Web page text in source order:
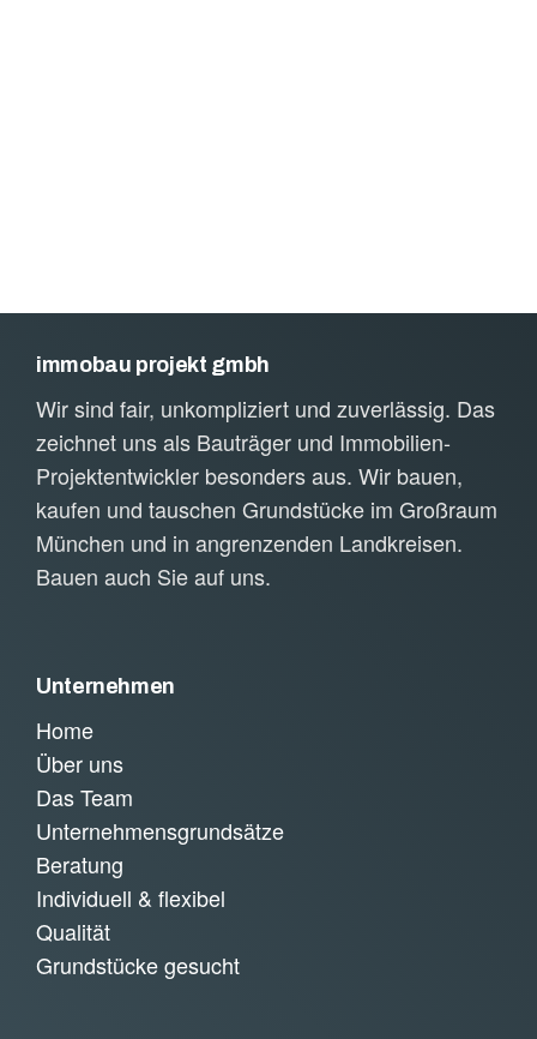
immobau projekt gmbh
Wir sind fair, unkompliziert und zuverlässig. Das
zeichnet uns als Bauträger und Immobilien-
Projektentwickler besonders aus. Wir bauen,
kaufen und tauschen Grundstücke im Großraum
München und in angrenzenden Landkreisen.
Bauen auch Sie auf uns.
Unternehmen
Home
Über uns
Das Team
Unternehmensgrundsätze
Beratung
Individuell & flexibel
Qualität
Grundstücke gesucht